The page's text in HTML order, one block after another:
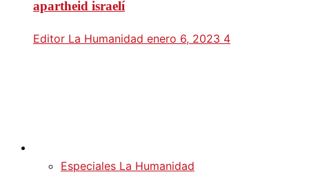
apartheid israelí
Editor La Humanidad enero 6, 2023 4
Especiales La Humanidad